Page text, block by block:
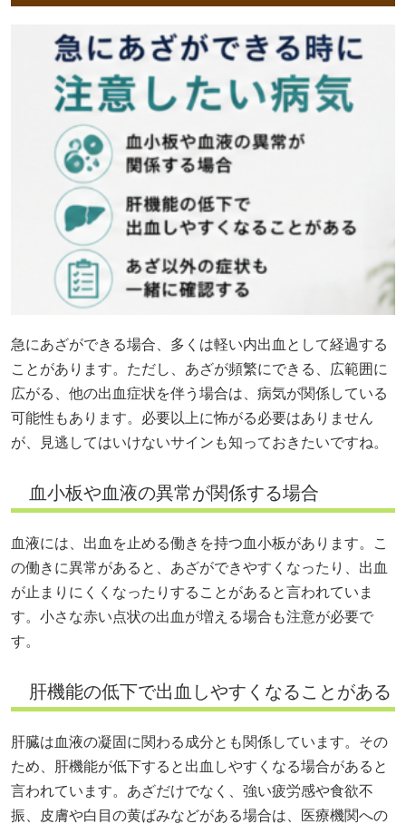
急にあざができる場合、多くは軽い内出血として経過する
ことがあります。ただし、あざが頻繁にできる、広範囲に
広がる、他の出血症状を伴う場合は、病気が関係している
可能性もあります。必要以上に怖がる必要はありません
が、見逃してはいけないサインも知っておきたいですね。
血小板や血液の異常が関係する場合
血液には、出血を止める働きを持つ血小板があります。こ
の働きに異常があると、あざができやすくなったり、出血
が止まりにくくなったりすることがあると言われていま
す。小さな赤い点状の出血が増える場合も注意が必要で
す。
肝機能の低下で出血しやすくなることがある
肝臓は血液の凝固に関わる成分とも関係しています。その
ため、肝機能が低下すると出血しやすくなる場合があると
言われています。あざだけでなく、強い疲労感や食欲不
振、皮膚や白目の黄ばみなどがある場合は、医療機関への